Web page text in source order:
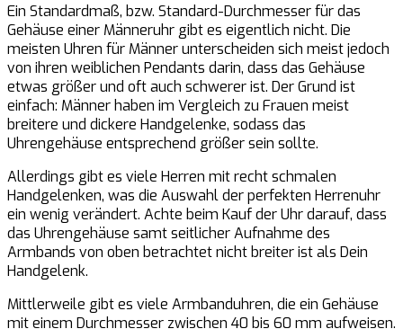
Ein Standardmaß, bzw. Standard-Durchmesser für das
Gehäuse einer Männeruhr gibt es eigentlich nicht. Die
meisten Uhren für Männer unterscheiden sich meist jedoch
von ihren weiblichen Pendants darin, dass das Gehäuse
etwas größer und oft auch schwerer ist. Der Grund ist
einfach: Männer haben im Vergleich zu Frauen meist
breitere und dickere Handgelenke, sodass das
Uhrengehäuse entsprechend größer sein sollte.
Allerdings gibt es viele Herren mit recht schmalen
Handgelenken, was die Auswahl der perfekten Herrenuhr
ein wenig verändert. Achte beim Kauf der Uhr darauf, dass
das Uhrengehäuse samt seitlicher Aufnahme des
Armbands von oben betrachtet nicht breiter ist als Dein
Handgelenk.
Mittlerweile gibt es viele Armbanduhren, die ein Gehäuse
mit einem Durchmesser zwischen 40 bis 60 mm aufweisen.